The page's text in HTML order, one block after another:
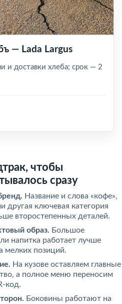
— Lada Largus
и доставки хлеба; срок — 2
чтобы
сразу
Название и слова «кофе»,
другая ключевая категория
второстепенных деталей.
образ. Большое
напитка работает лучше
мелких позиций.
На кузове оставляем главные
а полное меню переносим
код.
Боковины работают на